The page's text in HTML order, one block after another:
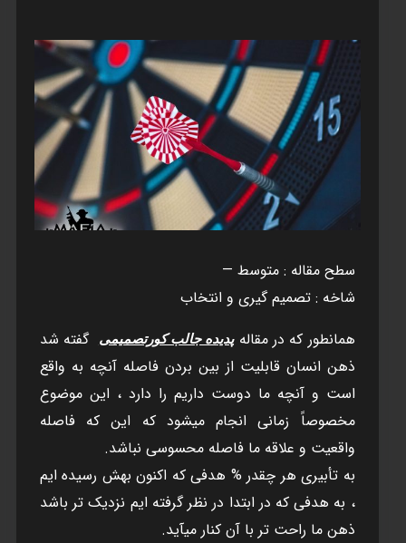
سطح مقاله : متوسط —
شاخه : تصميم گيری و انتخاب
همانطور که در مقالهپدیده جالب کورتصمیمیگفته شد
ذهن انسان قابليت از بين بردن فاصله آنچه به واقع
است و آنچه ما دوست داريم را دارد ، اين موضوع
مخصوصاً زمانی انجام ميشود که اين که فاصله
واقعيت و علاقه ما فاصله محسوسی نباشد.
به تأبيری هر چقدر % هدفی که اکنون بهش رسيده ايم
، به هدفی که در ابتدا در نظر گرفته ايم نزديک تر باشد
ذهن ما راحت تر با آن کنار ميآيد.